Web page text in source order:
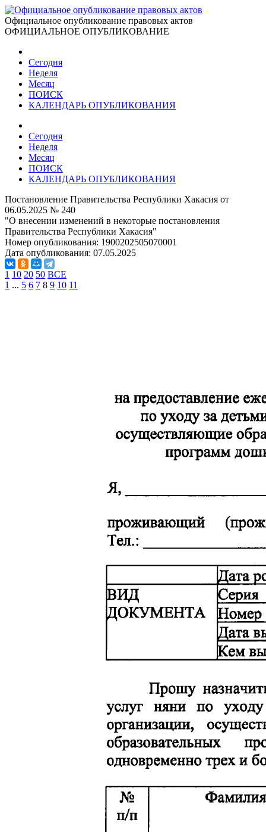
Официальное опубликование правовых актов
ОФИЦИАЛЬНОЕ ОПУБЛИКОВАНИЕ
Сегодня
Неделя
Месяц
ПОИСК
КАЛЕНДАРЬ ОПУБЛИКОВАНИЯ
Сегодня
Неделя
Месяц
ПОИСК
КАЛЕНДАРЬ ОПУБЛИКОВАНИЯ
Постановление Правительства Республики Хакасия от
06.05.2025 № 240
"О внесении изменений в некоторые постановления
Правительства Республики Хакасия"
Номер опубликования: 1900202505070001
Дата опубликования: 07.05.2025
1 10 20 50 ВСЕ
1 ... 5 6 7 8 9 10 11